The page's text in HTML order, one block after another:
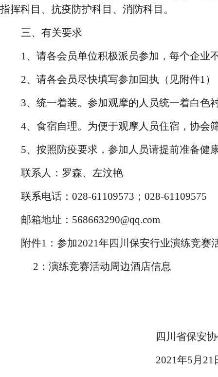
指挥科目、抗疫防护科目、消防科目 。
三、有关要求
1、请各会员单位积极派员参加，每个企业
2、请各会员尽快填写参加回执（见附件1
3、统一着装。参加观摩的人员统一着白色
4、食宿自理。为便于观摩人员住宿 ，协会
5、按照防疫要求，参加 人员请提前准备健
联系人：罗森、左汶艳
联系电话： 028-61109573；028-61109575
邮箱地址： 568663290@qq.com
附件1： 参加2021年四川保安行业演练竞赛
2： 演练竞赛活动周边酒店信息
四川省保安
2021年5月21